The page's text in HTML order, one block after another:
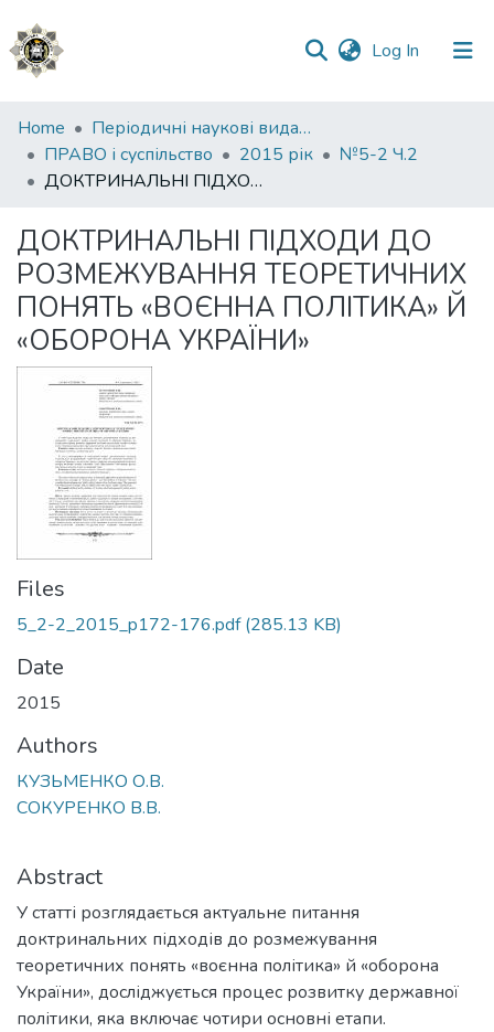
Log In (current)
Communities
&
Collections
Statistics
Home
Періодичні наукові видання НАВС
ПРАВО і суспільство
2015 рік
№5-2 Ч.2
ДОКТРИНАЛЬНІ ПІДХОДИ ДО РОЗМЕЖУВАННЯ ТЕОРЕТИЧНИХ ПОНЯТЬ «ВОЄННА ПОЛІТИКА» Й «ОБОРОНА УКРАЇНИ»
ДОКТРИНАЛЬНІ ПІДХОДИ ДО
РОЗМЕЖУВАННЯ ТЕОРЕТИЧНИХ
ПОНЯТЬ «ВОЄННА ПОЛІТИКА» Й
«ОБОРОНА УКРАЇНИ»
Files
5_2-2_2015_p172-176.pdf(285.13 KB)
Date
2015
Authors
КУЗЬМЕНКО О.В.
СОКУРЕНКО В.В.
Abstract
У статті розглядається актуальне питання
доктринальних підходів до розмежування
теоретичних понять «воєнна політика» й «оборона
України», досліджується процес розвитку державної
політики, яка включає чотири основні етапи.